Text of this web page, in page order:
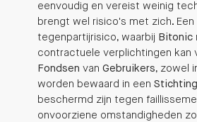
eenvoudig en vereist weinig
brengt wel risico's met zich.
tegenpartijrisico, waarbij Bitonic
contractuele verplichtingen kan
Fondsen van Gebruikers, zowel
worden bewaard in een Stichting
beschermd zijn tegen
onvoorziene omstandigheden